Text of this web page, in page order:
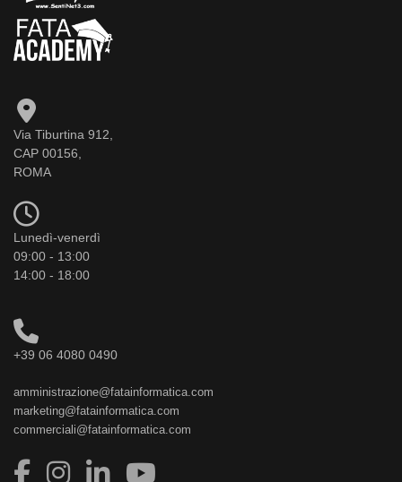
Via Tiburtina 912,
CAP 00156,
ROMA
Lunedì-venerdì
09:00 - 13:00
14:00 - 18:00
+39 06 4080 0490
amministrazione@fatainformatica.com
marketing@fatainformatica.com
commerciali@fatainformatica.com